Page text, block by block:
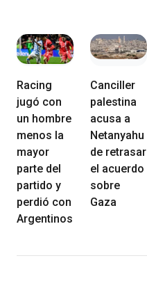
Racing
jugó con
un hombre
menos la
mayor
parte del
partido y
perdió con
Argentinos
Canciller
palestina
acusa a
Netanyahu
de retrasar
el acuerdo
sobre
Gaza